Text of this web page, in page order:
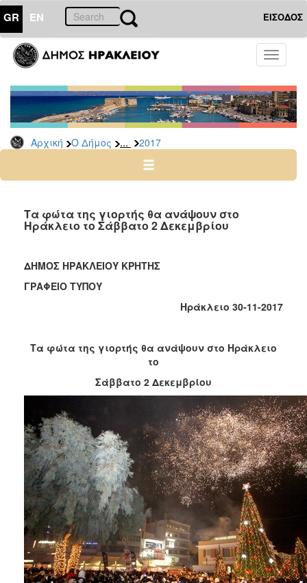
GR EN ΕΙΣΟΔΟΣ
Toggle
Αρχική Ο Δήμος ... 2017
ΔΗΜΟΣ
Δελτία
Τύπου
Αρχείο
2026
2024
2022
2020
2019
2016
2012
2011
2010
2006
ΤΟΠΟΣ
Τα φώτα της γιορτής θα ανάψουν στο
Ηράκλειο το Σάββατο 2 Δεκεμβρίου
ΔΗΜΟΣ ΗΡΑΚΛΕΙΟΥ ΚΡΗΤΗΣ
ΓΡΑΦΕΙΟ ΤΥΠΟΥ
Ηράκλειο 30-11-2017
Τα φώτα της γιορτής θα ανάψουν στο Ηράκλειο
το
Σάββατο 2 Δεκεμβρίου